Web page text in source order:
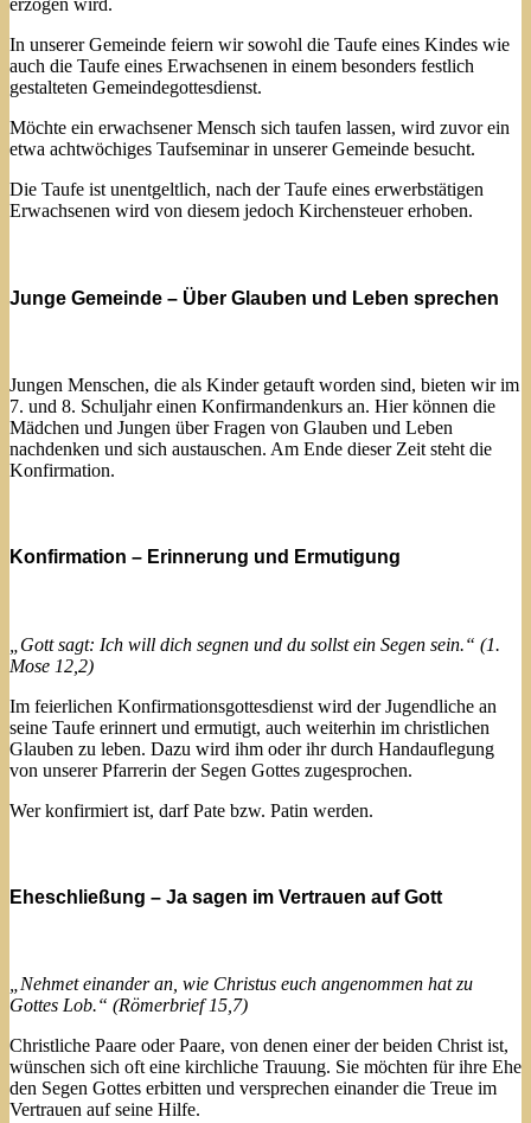
erzogen wird.
In unserer Gemeinde feiern wir sowohl die Taufe eines Kindes wie
auch die Taufe eines Erwachsenen in einem besonders festlich
gestalteten Gemeindegottesdienst.
Möchte ein erwachsener Mensch sich taufen lassen, wird zuvor ein
etwa achtwöchiges Taufseminar in unserer Gemeinde besucht.
Die Taufe ist unentgeltlich, nach der Taufe eines erwerbstätigen
Erwachsenen wird von diesem jedoch Kirchensteuer erhoben.
Junge Gemeinde – Über Glauben und Leben sprechen
Jungen Menschen, die als Kinder getauft worden sind, bieten wir im
7. und 8. Schuljahr einen Konfirmandenkurs an. Hier können die
Mädchen und Jungen über Fragen von Glauben und Leben
nachdenken und sich austauschen. Am Ende dieser Zeit steht die
Konfirmation.
Konfirmation – Erinnerung und Ermutigung
„Gott sagt: Ich will dich segnen und du sollst ein Segen sein.“ (1.
Mose 12,2)
Im feierlichen Konfirmationsgottesdienst wird der Jugendliche an
seine Taufe erinnert und ermutigt, auch weiterhin im christlichen
Glauben zu leben. Dazu wird ihm oder ihr durch Handauflegung
von unserer Pfarrerin der Segen Gottes zugesprochen.
Wer konfirmiert ist, darf Pate bzw. Patin werden.
Eheschließung – Ja sagen im Vertrauen auf Gott
„Nehmet einander an, wie Christus euch angenommen hat zu
Gottes Lob.“ (Römerbrief 15,7)
Christliche Paare oder Paare, von denen einer der beiden Christ ist,
wünschen sich oft eine kirchliche Trauung. Sie möchten für ihre Ehe
den Segen Gottes erbitten und versprechen einander die Treue im
Vertrauen auf seine Hilfe.